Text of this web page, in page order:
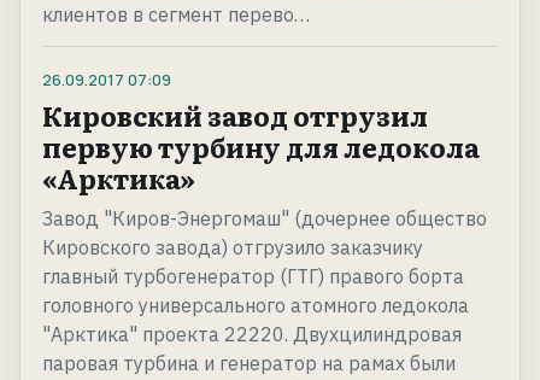
клиентов в сегмент перево…
26.09.2017 07:09
Кировский завод отгрузил
первую турбину для ледокола
«Арктика»
Завод "Киров-Энергомаш" (дочернее общество
Кировского завода) отгрузило заказчику
главный турбогенератор (ГТГ) правого борта
головного универсального атомного ледокола
"Арктика" проекта 22220. Двухцилиндровая
паровая турбина и генератор на рамах были